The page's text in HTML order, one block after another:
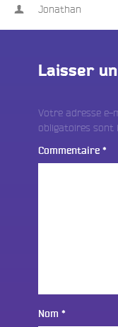
Jonathan
Laisser
Votre adresse e-
obligatoires sont
Commentaire *
Nom *